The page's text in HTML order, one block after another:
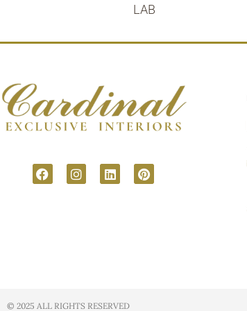
LAB
© 2025 ALL RIGHTS RESERVED​